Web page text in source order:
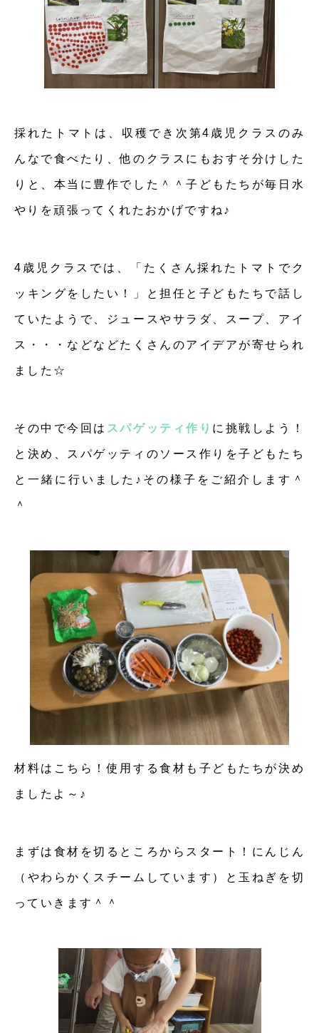
採れたトマトは、収穫でき次第4歳児クラスのみ
んなで食べたり、他のクラスにもおすそ分けした
りと、本当に豊作でした＾＾子どもたちが毎日水
やりを頑張ってくれたおかげですね♪
4歳児クラスでは、「たくさん採れたトマトでク
ッキングをしたい！」と担任と子どもたちで話し
ていたようで、ジュースやサラダ、スープ、アイ
ス・・・などなどたくさんのアイデアが寄せられ
ました☆
その中で今回は スパゲッティ作り に挑戦しよう！
と決め、スパゲッティのソース作りを子どもたち
と一緒に行いました♪その様子をご紹介します＾
＾
材料はこちら！使用する食材も子どもたちが決め
ましたよ～♪
まずは食材を切るところからスタート！にんじん
（やわらかくスチームしています）と玉ねぎを切
っていきます＾＾